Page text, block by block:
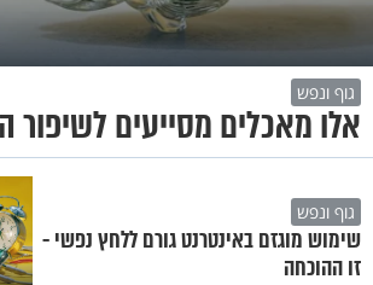
גוף ונפש
אלו מאכלים מסייעים לשיפור
גוף ונפש
שימוש מוגזם באינטרנט גורם ללחץ נפשי -
זו ההוכחה